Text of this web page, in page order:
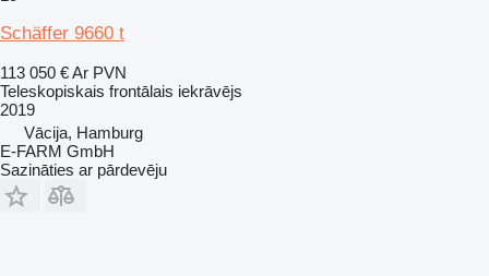
Schäffer 9660 t
113 050 €Ar PVN
Teleskopiskais frontālais iekrāvējs
2019
Vācija, Hamburg
E-FARM GmbH
Sazināties ar pārdevēju